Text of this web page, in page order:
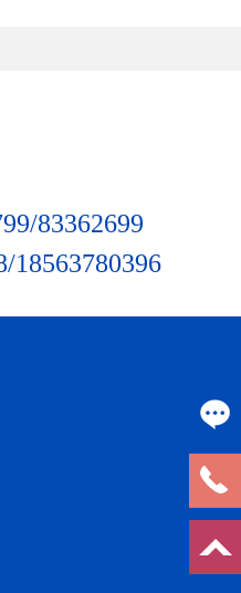
83362699
18563780396